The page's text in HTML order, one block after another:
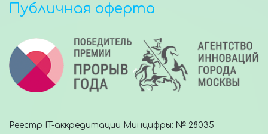
Публичная оферта
Реестр IT-аккредитации Минцифры: № 28035